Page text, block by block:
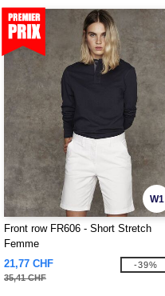
W1
Front row FR606 - Short Stretch
Femme
21,77 CHF
35,41 CHF
-39%